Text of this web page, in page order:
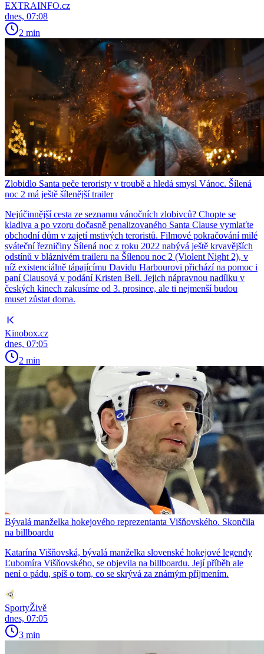
EXTRAINFO.cz
dnes, 07:08
2 min
Zlobidlo Santa peče teroristy v troubě a hledá smysl Vánoc. Šílená
noc 2 má ještě šílenější trailer
Nejúčinnější cesta ze seznamu vánočních zlobivců? Chopte se
kladiva a po vzoru dočasně penalizovaného Santa Clause vymlaťte
obchodní dům v zajetí mstivých teroristů. Filmové pokračování milé
sváteční řezničiny Šílená noc z roku 2022 nabývá ještě krvavějších
odstínů v bláznivém traileru na Šílenou noc 2 (Violent Night 2), v
níž existenciálně tápajícímu Davidu Harbourovi přichází na pomoc i
paní Clausová v podání Kristen Bell. Jejich nápravnou nadílku v
českých kinech zakusíme od 3. prosince, ale ti nejmenší budou
muset zůstat doma.
Kinobox.cz
dnes, 07:05
2 min
Bývalá manželka hokejového reprezentanta Višňovského. Skončila
na billboardu
Katarína Višňovská, bývalá manželka slovenské hokejové legendy
Ľubomíra Višňovského, se objevila na billboardu. Její příběh ale
není o pádu, spíš o tom, co se skrývá za známým příjmením.
SportyŽivě
dnes, 07:05
3 min